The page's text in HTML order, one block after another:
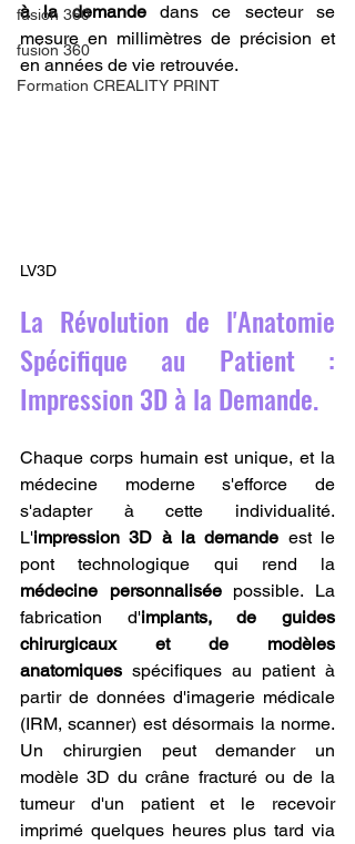
fusion 360
fusion 360
Formation CREALITY PRINT
à la demande dans ce secteur se
mesure en millimètres de précision et
en années de vie retrouvée.
LV3D
La Révolution de l'Anatomie
Spécifique au Patient :
Impression 3D à la Demande.
Chaque corps humain est unique, et la
médecine moderne s'efforce de
s'adapter à cette individualité.
L'impression 3D à la demande est le
médecine personnalisée possible. La
fabrication d'implants, de guides
chirurgicaux et de modèles
anatomiques spécifiques au patient à
partir de données d'imagerie médicale
(IRM, scanner) est désormais la norme.
Un chirurgien peut demander un
modèle 3D du crâne fracturé ou de la
tumeur d'un patient et le recevoir
imprimé quelques heures plus tard via